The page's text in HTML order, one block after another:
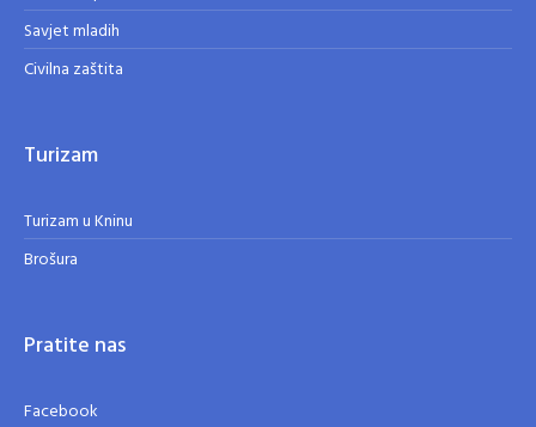
Savjet mladih
Civilna zaštita
Turizam
Turizam u Kninu
Brošura
Pratite nas
Facebook